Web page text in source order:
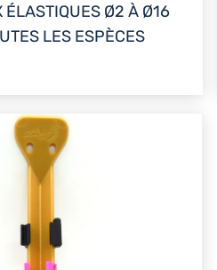
ÉLASTIQUES Ø2 À Ø16
LES ESPÈCES